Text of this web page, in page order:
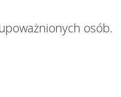
osób.